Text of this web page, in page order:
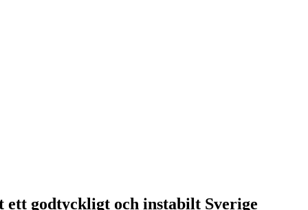
godtyckligt och instabilt Sverige